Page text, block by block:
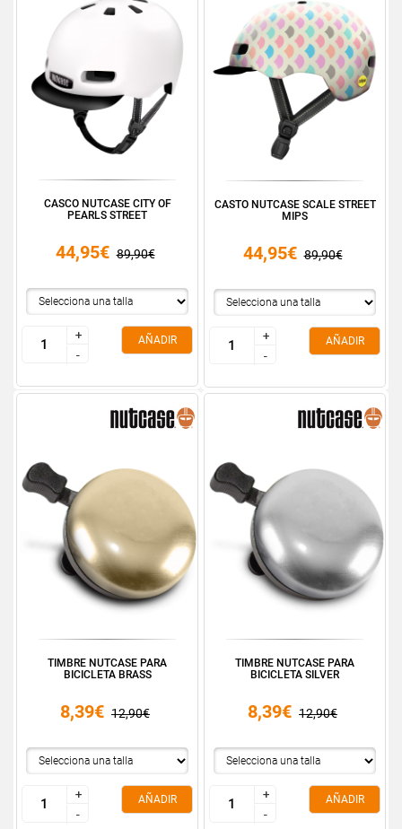
CASCO NUTCASE CITY OF
PEARLS STREET
44,95€ 89,90€
+
-
+
-
AÑADIR
CASTO NUTCASE SCALE STREET
MIPS
44,95€ 89,90€
+
-
+
-
AÑADIR
TIMBRE NUTCASE PARA
BICICLETA BRASS
8,39€ 12,90€
+
-
+
-
AÑADIR
TIMBRE NUTCASE PARA
BICICLETA SILVER
8,39€ 12,90€
+
-
+
-
AÑADIR